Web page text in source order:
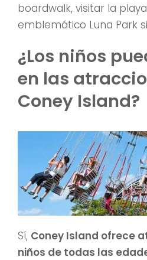
boardwalk, visitar la
emblemático Luna Park
¿Los niños
en las
Coney Island?
Sí, Coney Island ofrece
niños de todas las